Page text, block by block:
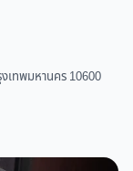
เทพมหานคร 10600